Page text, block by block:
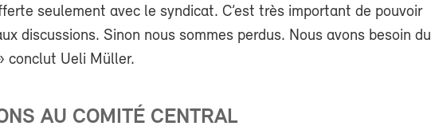
seulement avec le syndicat. C’est très important de pouvoir
discussions. Sinon nous sommes perdus. Nous avons besoin du
conclut Ueli Müller.
AU COMITÉ CENTRAL